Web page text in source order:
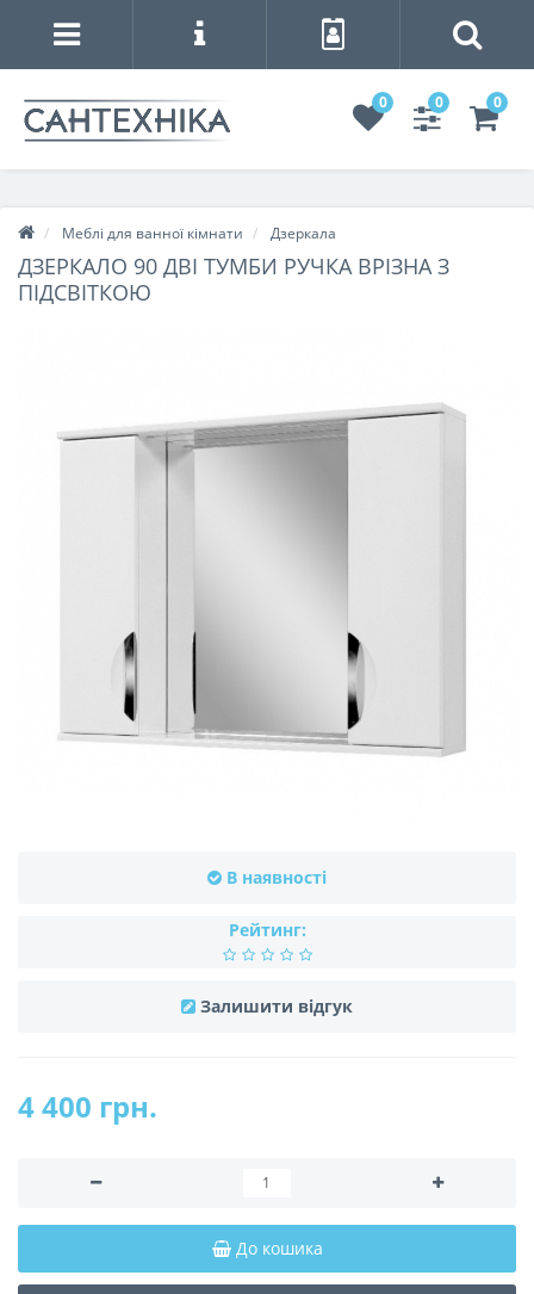
0 0 0
Меблі для ванної кімнати Дзеркала
ДЗЕРКАЛО 90 ДВІ ТУМБИ РУЧКА ВРІЗНА З
ПІДСВІТКОЮ
В наявності
Рейтинг:
Залишити відгук
4 400 грн.
До кошика